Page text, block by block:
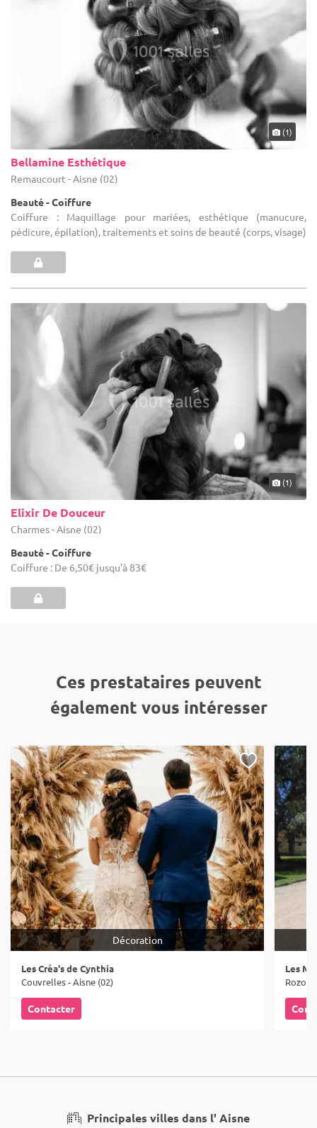
partenaires sauront être réactifs et à l'écoute. Nul doute que vos
hôtes se rappelleront longtemps ce moment important, que vous
aurez mis en place grâce à nos différents services !
(1)
Bellamine Esthétique
Remaucourt - Aisne (02)
Beauté - Coiffure
Coiffure : Maquillage pour mariées, esthétique (manucure,
pédicure, épilation), traitements et soins de beauté (corps, visage)
(1)
Elixir De Douceur
Charmes - Aisne (02)
Beauté - Coiffure
Coiffure : De 6,50€ jusqu'à 83€
Ces prestataires peuvent
également vous intéresser
Décoration
Les Créa's de Cynthia
Couvrelles - Aisne (02)
Contacter
Les
Rozoy-
Principales villes dans l' Aisne